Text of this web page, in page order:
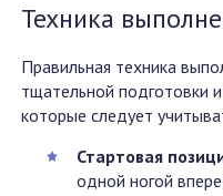
Техника
Правильная техника
тщательной подготовки
которые следует
Стартовая
одной ногой